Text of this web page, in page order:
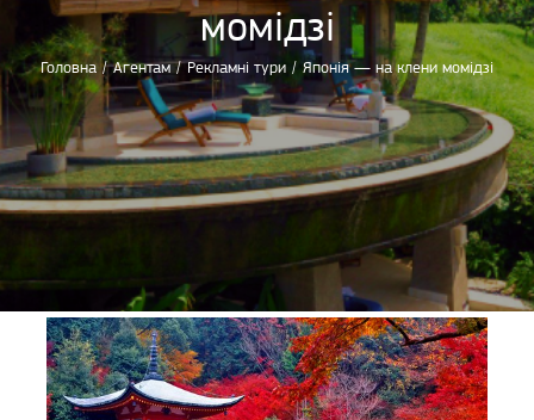
момідзі
Головна / Агентам / Рекламні тури / Японія — на клени момідзі